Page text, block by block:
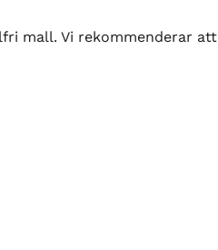
mall. Vi rekommenderar att